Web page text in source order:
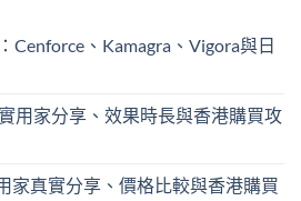
Cenforce、Kamagra、Vigora與日
用家分享、效果時長與香港購買攻
家真實分享、價格比較與香港購買